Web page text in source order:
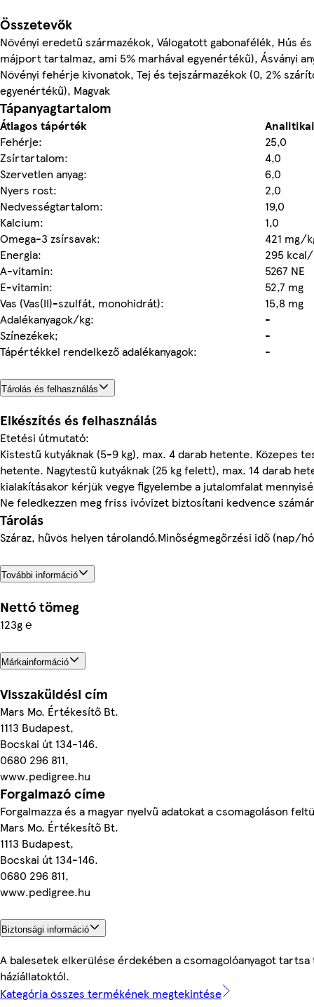
Összetevők
Növényi eredetű származékok, Válogatott gabonafélék, Hús
májport tartalmaz, ami 5% marhával egyenértékű), Ásványi
Növényi fehérje kivonatok, Tej és tejszármazékok (0, 2%
egyenértékű), Magvak
Tápanyagtartalom
Átlagos tápérték
Fehérje:
25,0
Zsírtartalom:
4,0
Szervetlen anyag:
6,0
Nyers rost:
2,0
Nedvességtartalom:
19,0
Kalcium:
1,0
Omega-3 zsírsavak:
421 mg/
Energia:
295
A-vitamin:
5267 NE
E-vitamin:
52,7 mg
Vas (Vas(II)-szulfát, monohidrát):
15,8 mg
Adalékanyagok/kg:
-
Színezékek;
-
Tápértékkel rendelkező adalékanyagok:
-
Tárolás és felhasználás
Elkészítés és felhasználás
Etetési útmutató:
Kistestű kutyáknak (5-9 kg), max. 4 darab hetente. Közepes
hetente. Nagytestű kutyáknak (25 kg felett), max. 14 darab
kialakításakor kérjük vegye figyelembe a jutalomfalat
Ne feledkezzen meg friss ivóvizet biztosítani kedvence
Tárolás
Száraz, hűvös helyen tárolandó.Minőségmegőrzési idő (nap/
További információ
Nettó tömeg
123g ℮
Márkainformáció
Visszaküldési cím
Mars Mo. Értékesítő Bt.
1113 Budapest,
Bocskai út 134-146.
0680 296 811,
www.pedigree.hu
Forgalmazó címe
Forgalmazza és a magyar nyelvű adatokat a csomagoláson
Mars Mo. Értékesítő Bt.
1113 Budapest,
Bocskai út 134-146.
0680 296 811,
www.pedigree.hu
Biztonsági információ
A balesetek elkerülése érdekében a csomagolóanyagot
háziállatoktól.
Kategória összes termékének megtekintése